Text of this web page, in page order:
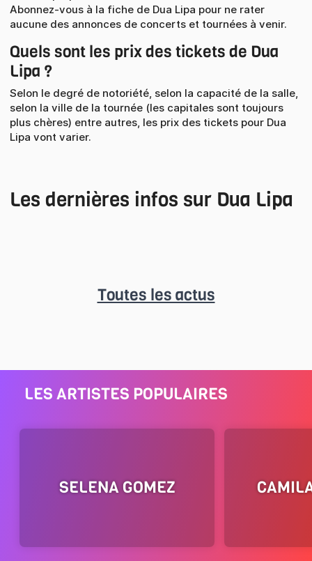
Abonnez-vous à la fiche de Dua Lipa pour ne rater
aucune des annonces de concerts et tournées à venir.
Quels sont les prix des tickets de Dua
Lipa ?
Selon le degré de notoriété, selon la capacité de la salle,
selon la ville de la tournée (les capitales sont toujours
plus chères) entre autres, les prix des tickets pour Dua
Lipa vont varier.
Les dernières infos sur Dua Lipa
Toutes les actus
LES ARTISTES POPULAIRES
SELENA GOMEZ